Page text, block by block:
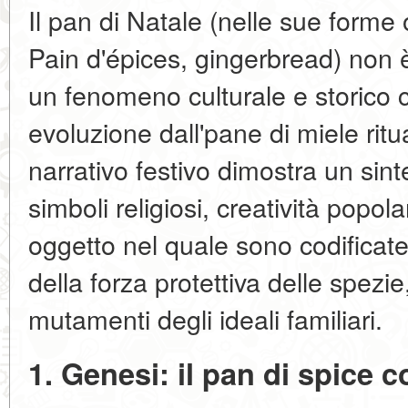
Il pan di Natale (nelle sue
Pain d'épices, gingerbread)
un fenomeno culturale e storico
evoluzione dall'pane di miele
narrativo festivo dimostra un
simboli religiosi, creatività
oggetto nel quale sono
della forza protettiva delle
mutamenti degli ideali familiari.
1. Genesi: il pan di spice